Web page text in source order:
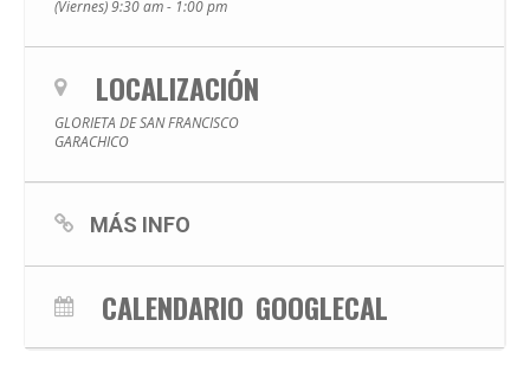
(Viernes) 9:30 am - 1:00 pm
LOCALIZACIÓN
GLORIETA DE SAN FRANCISCO
GARACHICO
MÁS INFO
CALENDARIO GOOGLECAL